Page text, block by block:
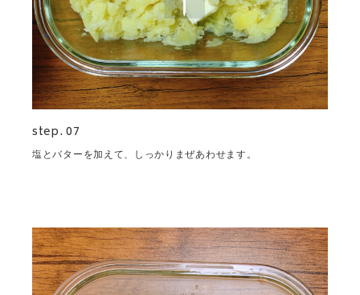
step. 07
塩とバターを加えて、しっかりまぜあわせます。